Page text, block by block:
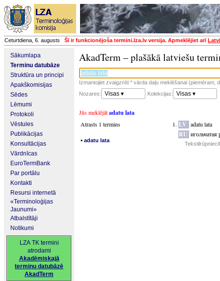
Ceturtdiena, 6. augusts Šī ir funkcionējoša termini.lza.lv versija. Apmeklējiet arī
Sākumlapa
Terminu datubāze
Struktūra un principi
Apakškomisijas
Sēdes
Lēmumi
Protokoli
Vēstules
Publikācijas
Konsultācijas
Vārdnīcas
EuroTermBank
Par portālu
Kontakti
Resursi internetā
«Terminoloģijas
Jaunumi»
Atbalstītāji
Notikumi
LZA TK termini
atrodami
Akadēmiskajā
terminu datubāzē
AkadTerm
AkadTerm – plašākā latviešu
Izmantojiet zvaigznīti * vārda daļu meklēšanai (piemēram,
Nozares:
Visas ▾ Kolekcijas: Visas ▾
Jūs meklējātadatu lata
Atrasts 1 termins
▪ adatu lata
LV adatu lata
RU игольчатая